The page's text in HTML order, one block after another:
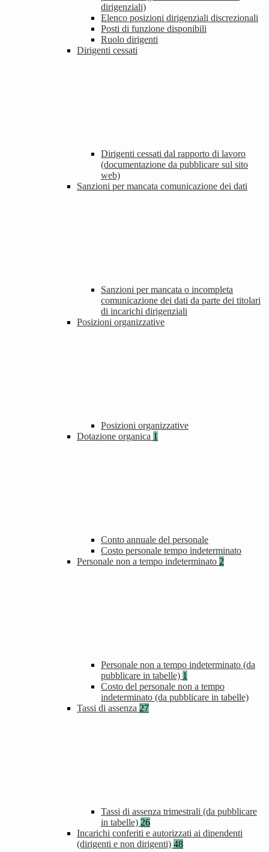
dirigenziali)
Elenco posizioni dirigenziali discrezionali
Posti di funzione disponibili
Ruolo dirigenti
Dirigenti cessati
Dirigenti cessati dal rapporto di lavoro
(documentazione da pubblicare sul sito
web)
Sanzioni per mancata comunicazione dei dati
Sanzioni per mancata o incompleta
comunicazione dei dati da parte dei titolari
di incarichi dirigenziali
Posizioni organizzative
Posizioni organizzative
Dotazione organica 1
Conto annuale del personale
Costo personale tempo indeterminato
Personale non a tempo indeterminato 2
Personale non a tempo indeterminato (da
pubblicare in tabelle) 1
Costo del personale non a tempo
indeterminato (da pubblicare in tabelle)
Tassi di assenza 27
Tassi di assenza trimestrali (da pubblicare
in tabelle) 26
Incarichi conferiti e autorizzati ai dipendenti
(dirigenti e non dirigenti) 48